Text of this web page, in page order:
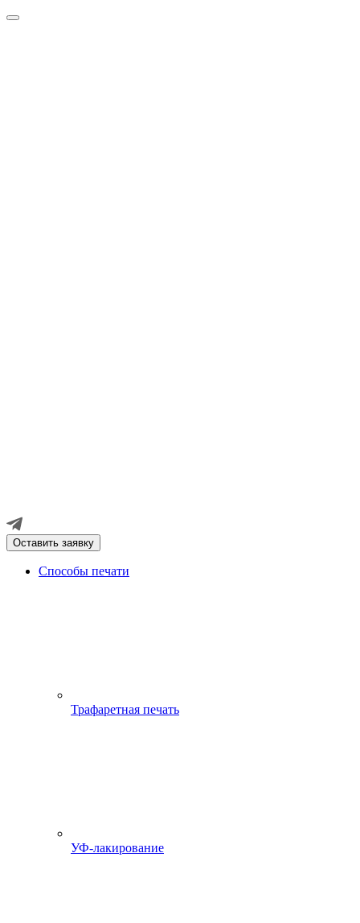
Оставить заявку
Способы печати
Трафаретная печать
УФ-лакирование